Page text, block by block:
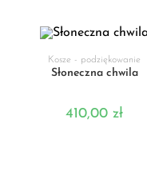
DODAJ DO KOSZYKA
Kosze - podziękowanie
Słoneczna chwila
410,00zł